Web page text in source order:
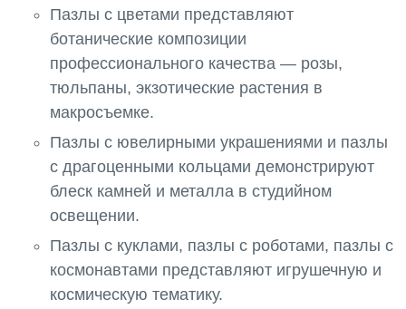
Пазлы с цветами представляют
ботанические композиции
профессионального качества — розы,
тюльпаны, экзотические растения в
макросъемке.
Пазлы с ювелирными украшениями и пазлы
с драгоценными кольцами демонстрируют
блеск камней и металла в студийном
освещении.
Пазлы с куклами, пазлы с роботами, пазлы с
космонавтами представляют игрушечную и
космическую тематику.